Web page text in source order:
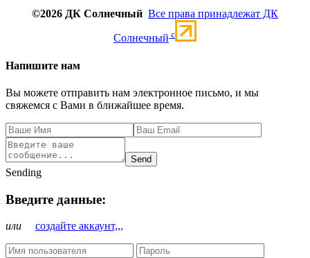
©2026 ДК Солнечный Все права принадлежат ДК
Солнечный c
Напишите нам
Вы можете отправить нам электронное письмо, и мы
свяжемся с Вами в ближайшее время.
Send
Sending
Введите данные:
или создайте аккаунт,,,